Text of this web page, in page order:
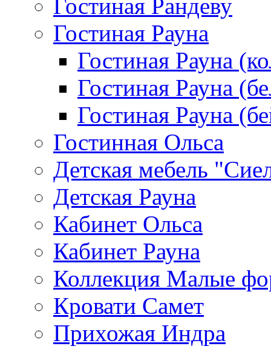
Гостиная Рандеву
Гостиная Рауна
Гостиная Рауна
Гостиная Рауна
Гостиная Рауна
Гостинная Ольса
Детская мебель
Детская Рауна
Кабинет Ольса
Кабинет Рауна
Коллекция Малые
Кровати Самет
Прихожая Индра